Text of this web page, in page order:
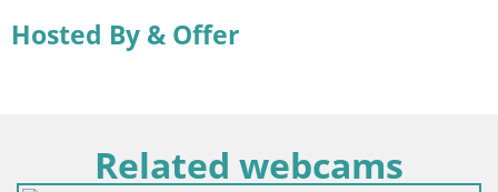
Hosted By & Offer
Related webcams